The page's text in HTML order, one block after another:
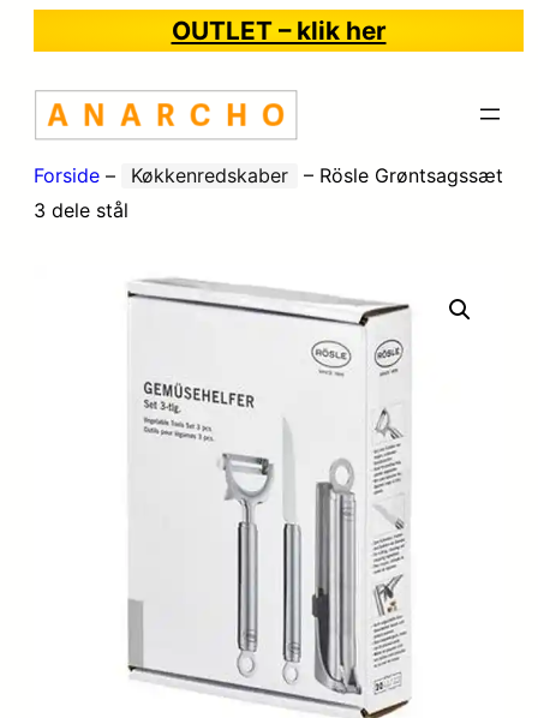
OUTLET – klik her
Forside – Køkkenredskaber – Rösle Grøntsagssæt
3 dele stål